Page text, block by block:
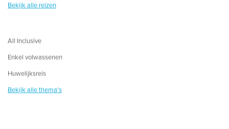
Bekijk alle reizen
All Inclusive
Enkel volwassenen
Huwelijksreis
Bekijk alle thema's